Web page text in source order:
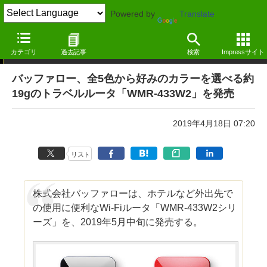
Powered by Translate
カテゴリ 過去記事 検索 Impressサイト
ニュース ―MdN Design Interactive edition―
バッファロー、全5色から好みのカラーを選べる約
19gのトラベルルータ「WMR-433W2」を発売
2019年4月18日 07:20
リスト
株式会社バッファローは、ホテルなど外出先で
の使用に便利なWi-Fiルータ「WMR-433W2シリ
ーズ」を、2019年5月中旬に発売する。